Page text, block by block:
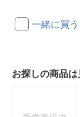
一緒に買う
お探しの商品